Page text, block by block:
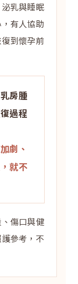
乳與睡眠
有人協助
到懷孕前
房腫
過程
劇、
就不
傷口與健
參考，不